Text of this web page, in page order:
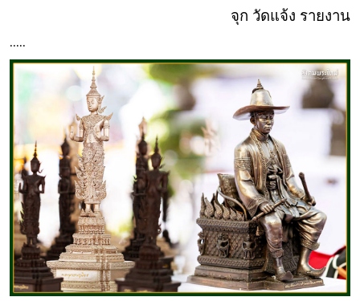
จุก วัดแจ้ง รายงาน
.....